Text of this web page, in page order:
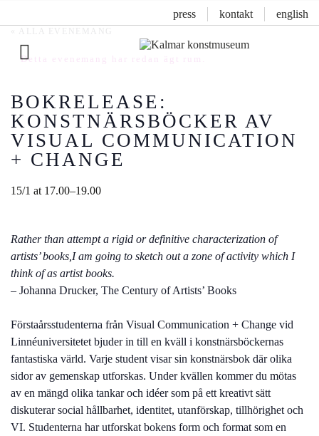
press kontakt english
« ALLA EVENEMANG
Detta evenemang har redan ägt rum.
BOKRELEASE:
KONSTNÄRSBÖCKER AV
VISUAL COMMUNICATION
+ CHANGE
15/1 at 17.00–19.00
Rather than attempt a rigid or definitive characterization of
artists’ books,I am going to sketch out a zone of activity which I
think of as artist books.
– Johanna Drucker, The Century of Artists’ Books
Förstaårsstudenterna från Visual Communication + Change vid
Linnéuniversitetet bjuder in till en kväll i konstnärsböckernas
fantastiska värld. Varje student visar sin konstnärsbok där olika
sidor av gemenskap utforskas. Under kvällen kommer du mötas
av en mängd olika tankar och idéer som på ett kreativt sätt
diskuterar social hållbarhet, identitet, utanförskap, tillhörighet och
VI. Studenterna har utforskat bokens form och format som en